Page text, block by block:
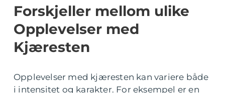
Forskjeller mellom ulike
Opplevelser med
Kjæresten
Opplevelser med kjæresten kan variere både
i intensitet og karakter. For eksempel er en